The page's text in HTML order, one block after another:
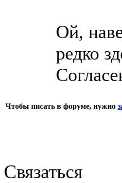
Ой,
редко
Чтобы писать в форуме, нужно
Связаться